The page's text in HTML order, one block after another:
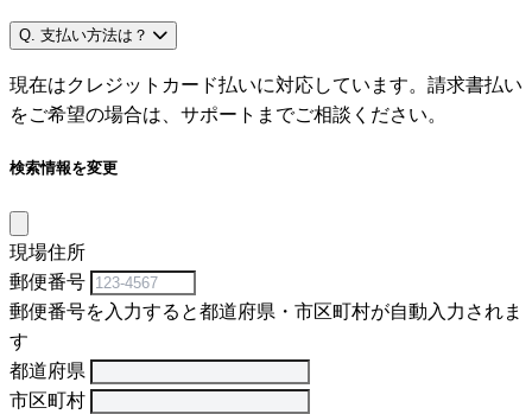
Q. 支払い方法は？
現在はクレジットカード払いに対応しています。請求書払い
をご希望の場合は、サポートまでご相談ください。
検索情報を変更
現場住所
郵便番号
郵便番号を入力すると都道府県・市区町村が自動入力されま
す
都道府県
市区町村